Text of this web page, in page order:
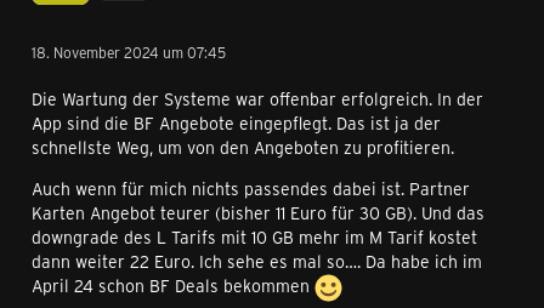
18. November 2024 um 07:45
Die Wartung der Systeme war offenbar erfolgreich. In der
App sind die BF Angebote eingepflegt. Das ist ja der
schnellste Weg, um von den Angeboten zu profitieren.
Auch wenn für mich nichts passendes dabei ist. Partner
Karten Angebot teurer (bisher 11 Euro für 30 GB). Und das
downgrade des L Tarifs mit 10 GB mehr im M Tarif kostet
dann weiter 22 Euro. Ich sehe es mal so…. Da habe ich im
April 24 schon BF Deals bekommen